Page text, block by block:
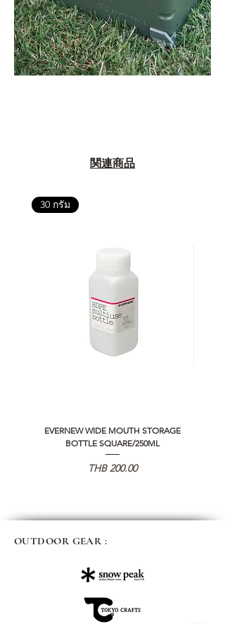
関連商品
30 กรัม
EVERNEW WIDE MOUTH STORAGE
BOTTLE SQUARE/250ML
価格
THB 200.00
OUTDOOR GEAR :